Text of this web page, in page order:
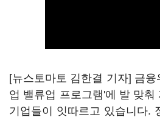
[뉴스토마토 김한결 기자] 금융
업 밸류업 프로그램'에 발 맞춰
기업들이 잇따르고 있습니다.